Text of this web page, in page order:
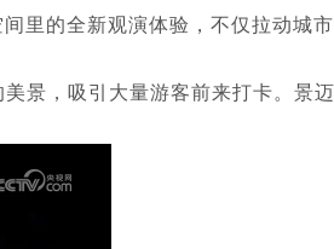
里的全新观演体验，不仅拉动城
景，吸引大量游客前来打卡。景